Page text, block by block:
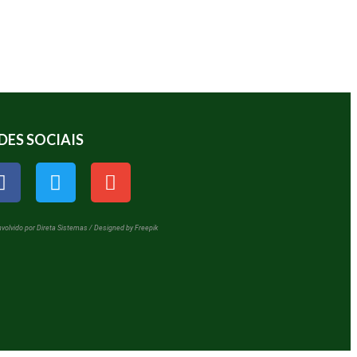
SOCIAIS
por Direta Sistemas / Designed by Freepik